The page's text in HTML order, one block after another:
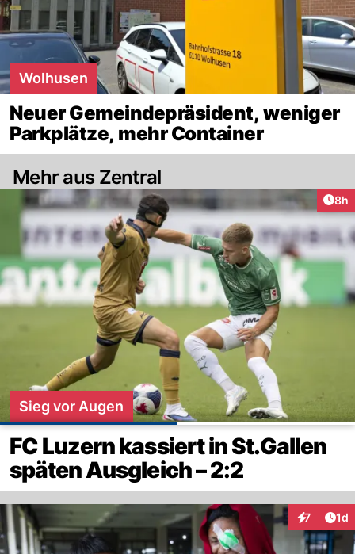
Wolhusen
Neuer Gemeindepräsident, weniger
Parkplätze, mehr Container
Mehr aus Zentral
8h
Sieg vor Augen
FC Luzern kassiert in St.Gallen
späten Ausgleich – 2:2
7 1d